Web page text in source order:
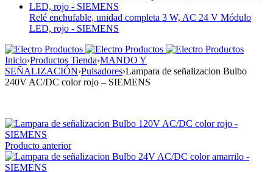
Relé enchufable, unidad completa 3 W, AC 24 V Módulo
LED, rojo - SIEMENS
Inicio›Productos Tienda›MANDO Y
SEÑALIZACIÓN›Pulsadores›Lampara de señalizacion Bulbo
240V AC/DC color rojo – SIEMENS
Producto anterior